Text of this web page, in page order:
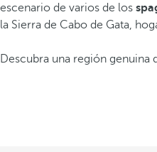
escenario de varios de los
la Sierra de Cabo de Gata,
Descubra una región genuina